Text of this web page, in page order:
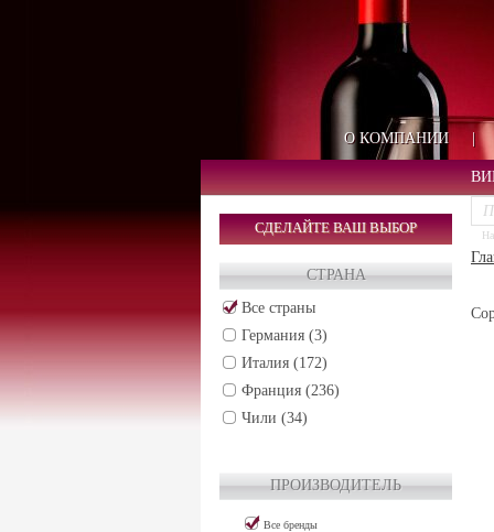
О КОМПАНИИ |
СДЕЛАЙТЕ ВАШ ВЫБОР
СТРАНА
Все страны
Германия (3)
Италия (172)
Франция (236)
Чили (34)
ПРОИЗВОДИТЕЛЬ
Все бренды